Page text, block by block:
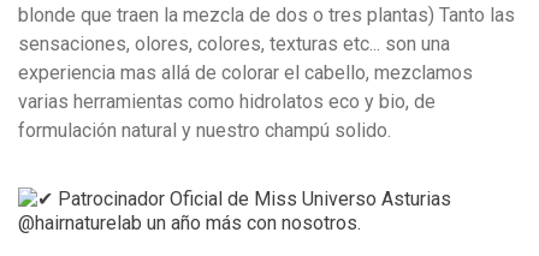
blonde que traen la mezcla de dos o tres plantas) Tanto las
sensaciones, olores, colores, texturas etc... son una
experiencia mas allá de colorar el cabello, mezclamos
varias herramientas como hidrolatos eco y bio, de
formulación natural y nuestro champú solido.